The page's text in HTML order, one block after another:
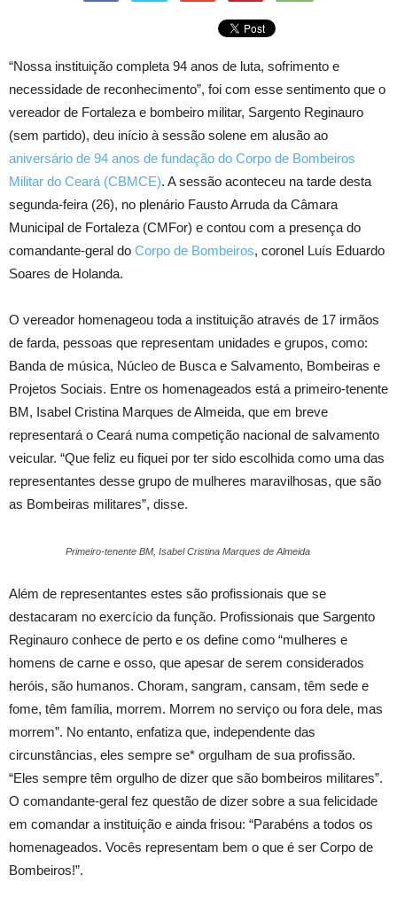
“Nossa instituição completa 94 anos de luta, sofrimento e
necessidade de reconhecimento”, foi com esse sentimento que o
vereador de Fortaleza e bombeiro militar, Sargento Reginauro
(sem partido), deu início à sessão solene em alusão ao
aniversário de 94 anos de fundação do Corpo de Bombeiros
Militar do Ceará (CBMCE). A sessão aconteceu na tarde desta
segunda-feira (26), no plenário Fausto Arruda da Câmara
Municipal de Fortaleza (CMFor) e contou com a presença do
comandante-geral do Corpo de Bombeiros, coronel Luís Eduardo
Soares de Holanda.
O vereador homenageou toda a instituição através de 17 irmãos
de farda, pessoas que representam unidades e grupos, como:
Banda de música, Núcleo de Busca e Salvamento, Bombeiras e
Projetos Sociais. Entre os homenageados está a primeiro-tenente
BM, Isabel Cristina Marques de Almeida, que em breve
representará o Ceará numa competição nacional de salvamento
veicular. “Que feliz eu fiquei por ter sido escolhida como uma das
representantes desse grupo de mulheres maravilhosas, que são
as Bombeiras militares”, disse.
Primeiro-tenente BM, Isabel Cristina Marques de Almeida
Além de representantes estes são profissionais que se
destacaram no exercício da função. Profissionais que Sargento
Reginauro conhece de perto e os define como “mulheres e
homens de carne e osso, que apesar de serem considerados
heróis, são humanos. Choram, sangram, cansam, têm sede e
fome, têm família, morrem. Morrem no serviço ou fora dele, mas
morrem”. No entanto, enfatiza que, independente das
circunstâncias, eles sempre se* orgulham de sua profissão.
“Eles sempre têm orgulho de dizer que são bombeiros militares”.
O comandante-geral fez questão de dizer sobre a sua felicidade
em comandar a instituição e ainda frisou: “Parabéns a todos os
homenageados. Vocês representam bem o que é ser Corpo de
Bombeiros!”.